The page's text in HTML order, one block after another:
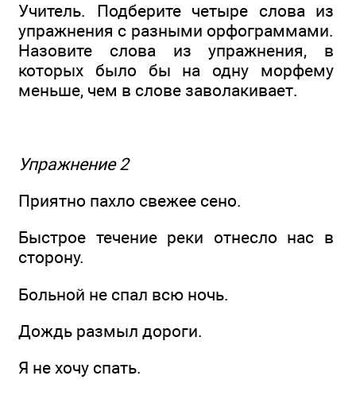
Учитель. Подберите четыре слова из
упражнения с разными орфограммами.
Назовите слова из упражнения, в
которых было бы на одну морфему
меньше, чем в слове заволакивает.
Упражнение 2
Приятно пахло свежее сено.
Быстрое течение реки отнесло нас в
сторону.
Больной не спал всю ночь.
Дождь размыл дороги.
Я не хочу спать.